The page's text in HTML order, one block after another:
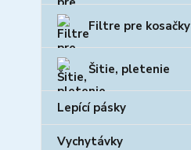
Filtre pre kosačky
Šitie, pletenie
Lepící pásky
Vychytávky